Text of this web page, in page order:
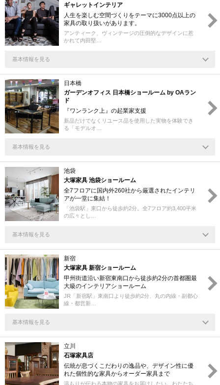
ギャレットインテリア
人生を楽しむ空間づくりをテーマに3000点以上の
家具の取り扱いがあります。
アンティーク、ヴィンテージの圧倒的なデザインに惹
かれて内田堅…
基本情報を見る
日本橋
ガーデンオフィス 日本橋ショールーム by OAラン
ド
『ワンランク上』の起業家支援
新品だけでなくリユース品を使用した実物を体験でき
る「モデルオ…
基本情報を見る
池袋
大塚家具 池袋ショールーム
全7フロアに国内外260社から厳選されたインテリ
アが⼀堂に集結！
「池袋駅」東口から徒歩約2分。全7フロア約3,400平米
の広々とし…
基本情報を見る
新宿
大塚家具 新宿ショールーム
甲州街道沿い新宿東南口から徒歩約2分の首都圏最
大級のインテリアショールーム
JR「新宿駅」東南口より徒歩約2分、丸の内線・副都心
線・都営新…
基本情報を見る
立川
石塚家具店
伝統が息づくこだわりの逸品や、デザイン性に優
れた個性的な家具からオーダー家具まで
温もりが伝わる本物の家具をお届けしたい。わたたち